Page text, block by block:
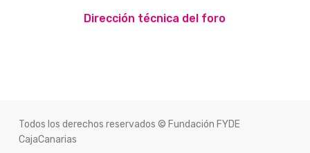
Dirección técnica del foro
Todos los derechos reservados © Fundación FYDE
CajaCanarias